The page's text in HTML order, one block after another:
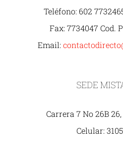
Teléfono: 602
Fax: 7734047 Cod.
Email:
SEDE
Carrera 7 No 26B
Celular: